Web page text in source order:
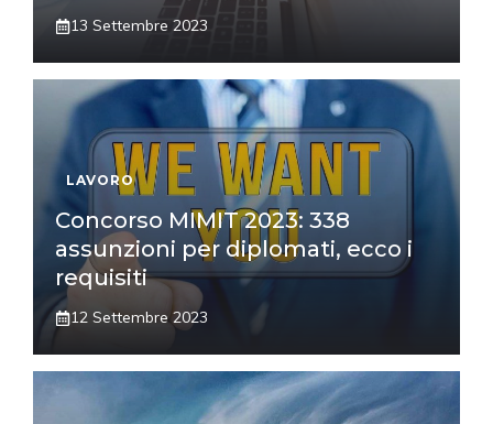
13 Settembre 2023
LAVORO
Concorso MIMIT 2023: 338
assunzioni per diplomati, ecco i
requisiti
12 Settembre 2023